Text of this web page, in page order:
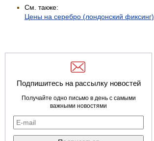
См. также:
Цены на серебро (лондонский фиксинг)
Подпишитесь на рассылку новостей
Получайте одно письмо в день с самыми
важными новостями